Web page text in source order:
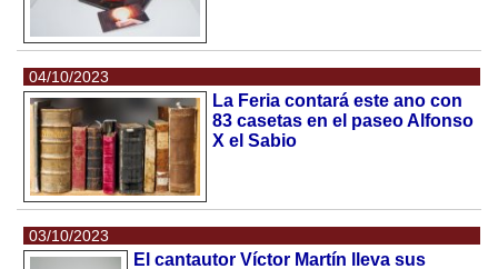
04/10/2023
La Feria contará este ano con
83 casetas en el paseo Alfonso
X el Sabio
03/10/2023
El cantautor Víctor Martín lleva sus